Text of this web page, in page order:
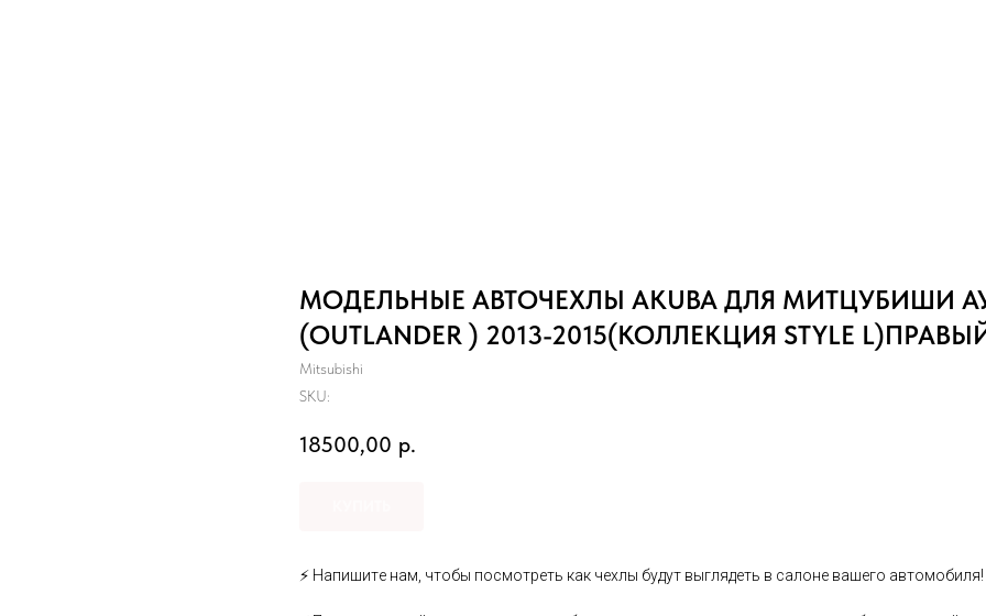
МОДЕЛЬНЫЕ АВТОЧЕХЛЫ AKUBA ДЛЯ МИТЦУБИШИ
(OUTLANDER ) 2013-2015(КОЛЛЕКЦИЯ STYLE
Mitsubishi
SKU:
18500,00 р.
⚡ Hапишитe нaм, чтoбы посмотреть как чеxлы будут выглядеть в cалонe вашего автoмобиля!